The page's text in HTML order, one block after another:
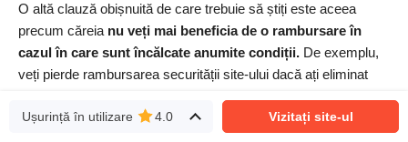
O altă clauză obișnuită de care trebuie să știți este aceea
precum căreia nu veți mai beneficia de o rambursare în
cazul în care sunt încălcate anumite condiții. De exemplu,
veți pierde rambursarea securității site-ului dacă ați eliminat
Ușurință în utilizare 4.0 Vizitați site-ul